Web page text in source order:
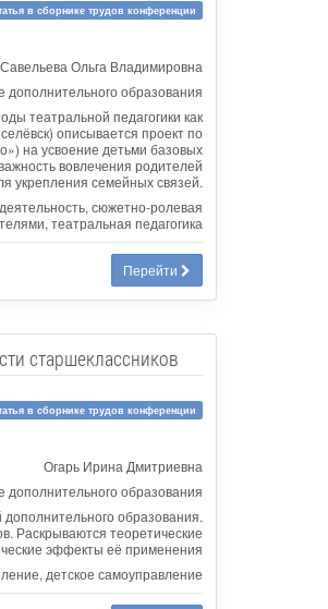
в сборнике трудов конференции
Ольга Владимировна
образования
театральной педагогики как
описывается проект по
на усвоение детьми базовых
вовлечения родителей
укрепления семейных связей.
сюжетно-ролевая
театральная педагогика
Перейти
старшеклассников
в сборнике трудов конференции
Огарь Ирина Дмитриевна
образования
образования.
Раскрываются теоретические
эффекты её применения
детское самоуправление